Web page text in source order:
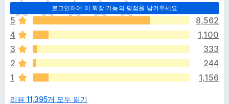
로그인하여 이 확장 기능의 평점을 남겨주세요
아
직
평
점
이
없
습
니
5
8,562
4
1,100
3
333
2
244
1
1,156
리뷰 11,395개 모두 읽기